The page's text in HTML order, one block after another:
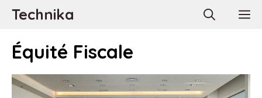
Aller
contenu
Technika
Équité Fiscale